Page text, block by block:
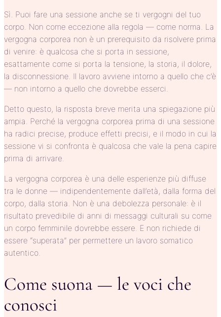
Sì. Puoi fare una sessione anche se ti vergogni del tuo
corpo. Non come eccezione alla regola — come norma. La
vergogna corporea non è un prerequisito da risolvere prima
di venire: è qualcosa che si porta in sessione,
esattamente come si porta la tensione, la storia, il dolore,
la disconnessione. Il lavoro avviene intorno a quello che c’è
— non intorno a quello che dovrebbe esserci.
Detto questo, la risposta breve merita una spiegazione più
ampia. Perché la vergogna corporea prima di una sessione
ha radici precise, produce effetti precisi, e il modo in cui la
sessione vi si confronta è qualcosa che vale la pena capire
prima di arrivare.
La vergogna corporea è una delle esperienze più diffuse
tra le donne — indipendentemente dall’età, dalla forma del
corpo, dalla storia. Non è una debolezza personale: è il
risultato prevedibile di anni di messaggi culturali su come
un corpo femminile dovrebbe essere. E non richiede di
essere “superata” per permettere un lavoro somatico
autentico.
Come suona — le voci che
conosci